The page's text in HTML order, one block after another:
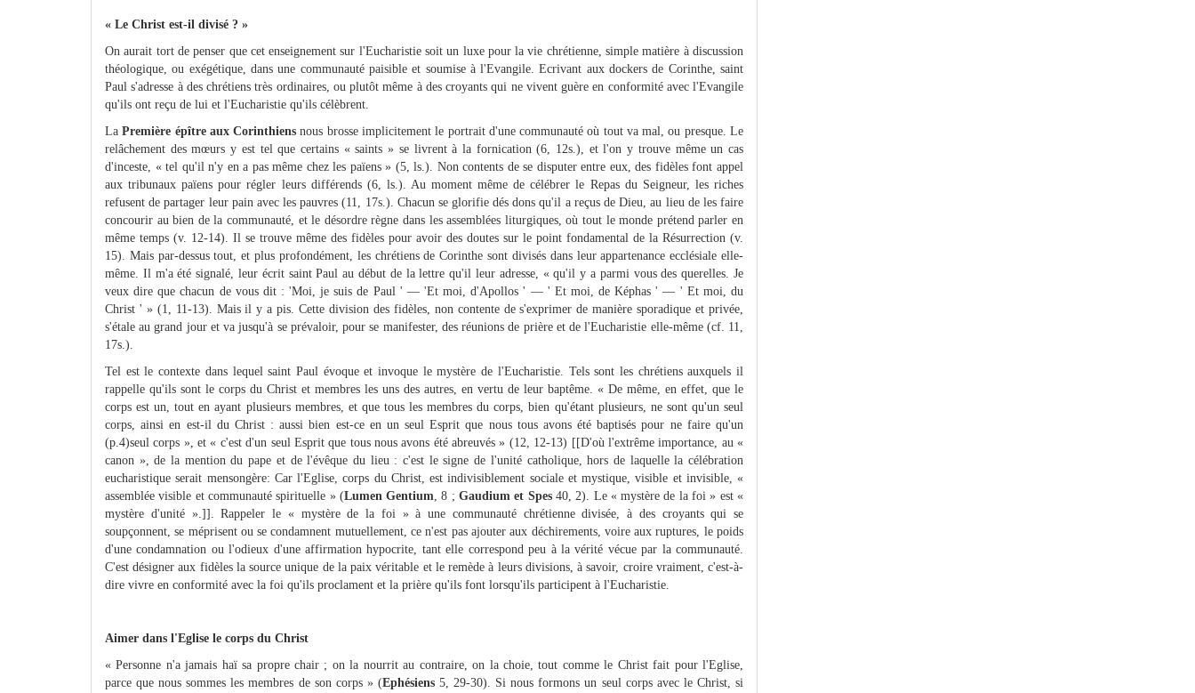
« Le Christ est-il divisé ? »
On aurait tort de penser que cet enseignement sur l'Eucharistie soit un luxe pour la vie chrétienne, simple matière à discussion
théologique, ou exégétique, dans une communauté paisible et soumise à l'Evangile. Ecrivant aux dockers de Corinthe, saint
Paul s'adresse à des chrétiens très ordinaires, ou plutôt même à des croyants qui ne vivent guère en conformité avec l'Evangile
qu'ils ont reçu de lui et l'Eucharistie qu'ils célèbrent.
LaPremière épître aux Corinthiens nous brosse implicitement le portrait d'une communauté où tout va mal, ou presque. Le
relâchement des mœurs y est tel que certains « saints » se livrent à la fornication (6, 12s.), et l'on y trouve même un cas
d'inceste, « tel qu'il n'y en a pas même chez les païens » (5, ls.). Non contents de se disputer entre eux, des fidèles font appel
aux tribunaux païens pour régler leurs différends (6, ls.). Au moment même de célébrer le Repas du Seigneur, les riches
refusent de partager leur pain avec les pauvres (11, 17s.). Chacun se glorifie dés dons qu'il a reçus de Dieu, au lieu de les faire
concourir au bien de la communauté, et le désordre règne dans les assemblées liturgiques, où tout le monde prétend parler en
même temps (v. 12-14). Il se trouve même des fidèles pour avoir des doutes sur le point fondamental de la Résurrection (v.
15). Mais par-dessus tout, et plus profondément, les chrétiens de Corinthe sont divisés dans leur appartenance ecclésiale elle-
même. Il m'a été signalé, leur écrit saint Paul au début de la lettre qu'il leur adresse, « qu'il y a parmi vous des querelles. Je
veux dire que chacun de vous dit : 'Moi, je suis de Paul ' — 'Et moi, d'Apollos ' — ' Et moi, de Képhas ' — ' Et moi, du
Christ ' » (1, 11-13). Mais il y a pis. Cette division des fidèles, non contente de s'exprimer de manière sporadique et privée,
s'étale au grand jour et va jusqu'à se prévaloir, pour se manifester, des réunions de prière et de l'Eucharistie elle-même (cf. 11,
17s.).
Tel est le contexte dans lequel saint Paul évoque et invoque le mystère de l'Eucharistie. Tels sont les chrétiens auxquels il
rappelle qu'ils sont le corps du Christ et membres les uns des autres, en vertu de leur baptême. « De même, en effet, que le
corps est un, tout en ayant plusieurs membres, et que tous les membres du corps, bien qu'étant plusieurs, ne sont qu'un seul
corps, ainsi en est-il du Christ : aussi bien est-ce en un seul Esprit que nous tous avons été baptisés pour ne faire qu'un
(p.4)seul corps », et « c'est d'un seul Esprit que tous nous avons été abreuvés » (12, 12-13) [[D'où l'extrême importance, au «
canon », de la mention du pape et de l'évêque du lieu : c'est le signe de l'unité catholique, hors de laquelle la célébration
eucharistique serait mensongère: Car l'Eglise, corps du Christ, est indivisiblement sociale et mystique, visible et invisible, «
assemblée visible et communauté spirituelle » (Lumen Gentium, 8 ;Gaudium et Spes40, 2). Le « mystère de la foi » est «
mystère d'unité ».]]. Rappeler le « mystère de la foi » à une communauté chrétienne divisée, à des croyants qui se
soupçonnent, se méprisent ou se condamnent mutuellement, ce n'est pas ajouter aux déchirements, voire aux ruptures, le poids
d'une condamnation ou l'odieux d'une affirmation hypocrite, tant elle correspond peu à la vérité vécue par la communauté.
C'est désigner aux fidèles la source unique de la paix véritable et le remède à leurs divisions, à savoir, croire vraiment, c'est-à-
dire vivre en conformité avec la foi qu'ils proclament et la prière qu'ils font lorsqu'ils participent à l'Eucharistie.
Aimer dans l'Eglise le corps du Christ
« Personne n'a jamais haï sa propre chair ; on la nourrit au contraire, on la choie, tout comme le Christ fait pour l'Eglise,
parce que nous sommes les membres de son corps » (Ephésiens5, 29-30). Si nous formons un seul corps avec le Christ, si